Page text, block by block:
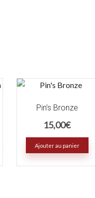
Pin’s Bronze
15,00€
Ajouter au panier